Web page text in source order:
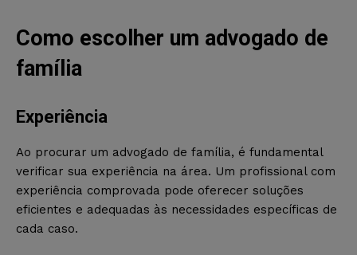
Como escolher um advogado de
família
Experiência
Ao procurar um advogado de família, é fundamental
verificar sua experiência na área. Um profissional com
experiência comprovada pode oferecer soluções
eficientes e adequadas às necessidades específicas de
cada caso.